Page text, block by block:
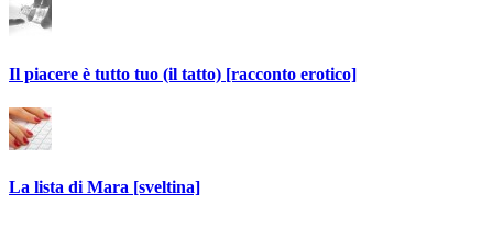
Il piacere è tutto tuo (il tatto) [racconto erotico]
La lista di Mara [sveltina]